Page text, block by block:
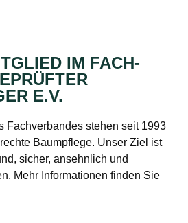
IM FACH­
E.V.
Fachverbandes stehen seit 1993
Baumpflege. Unser Ziel ist
sicher, ansehnlich und
Mehr Informationen finden Sie